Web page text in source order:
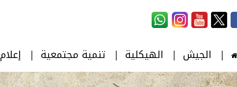
الجيش الهيكلية تنمية مجتمعية إعلام